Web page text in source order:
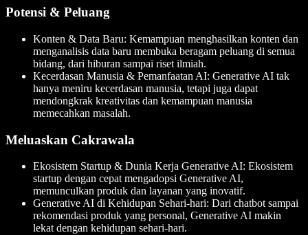
Potensi & Peluang
Konten & Data Baru: Kemampuan menghasilkan konten dan
menganalisis data baru membuka beragam peluang di semua
bidang, dari hiburan sampai riset ilmiah.
Kecerdasan Manusia & Pemanfaatan AI: Generative AI tak
hanya meniru kecerdasan manusia, tetapi juga dapat
mendongkrak kreativitas dan kemampuan manusia
memecahkan masalah.
Meluaskan Cakrawala
Ekosistem Startup & Dunia Kerja Generative AI: Ekosistem
startup dengan cepat mengadopsi Generative AI,
memunculkan produk dan layanan yang inovatif.
Generative AI di Kehidupan Sehari-hari: Dari chatbot sampai
rekomendasi produk yang personal, Generative AI makin
lekat dengan kehidupan sehari-hari.